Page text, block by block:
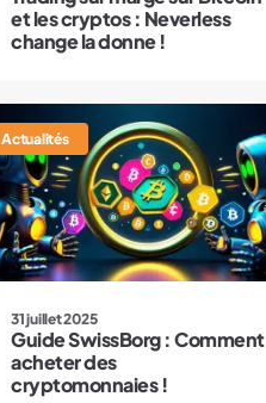
et les cryptos : Neverless
change la donne !
Actualités
31 juillet 2025
Guide SwissBorg : Comment
acheter des
cryptomonnaies !